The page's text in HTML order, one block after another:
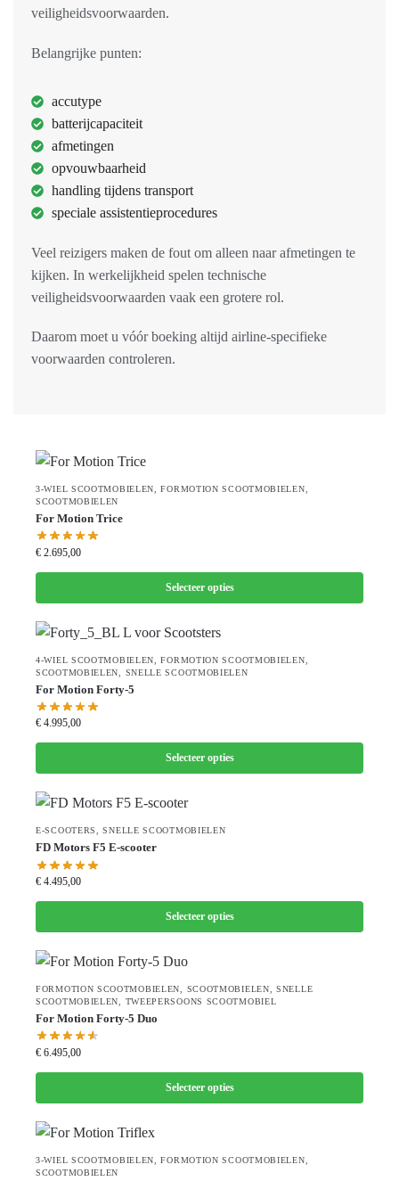
veiligheidsvoorwaarden.
Belangrijke punten:
accutype
batterijcapaciteit
afmetingen
opvouwbaarheid
handling tijdens transport
speciale assistentieprocedures
Veel reizigers maken de fout om alleen naar afmetingen te
kijken. In werkelijkheid spelen technische
veiligheidsvoorwaarden vaak een grotere rol.
Daarom moet u vóór boeking altijd airline-specifieke
voorwaarden controleren.
3-WIEL SCOOTMOBIELEN ,FORMOTION SCOOTMOBIELEN
SCOOTMOBIELEN
For Motion Trice
€ 2.695,00
Selecteer opties
4-WIEL SCOOTMOBIELEN ,FORMOTION SCOOTMOBIELEN
SCOOTMOBIELEN
SNELLE SCOOTMOBIELEN
For Motion Forty-5
€ 4.995,00
Selecteer opties
E-SCOOTERS,SNELLE SCOOTMOBIELEN
FD Motors F5 E-scooter
€ 4.495,00
Selecteer opties
FORMOTION SCOOTMOBIELEN SCOOTMOBIELEN ,SNELLE
SCOOTMOBIELEN
TWEEPERSOONS SCOOTMOBIEL
For Motion Forty-5 Duo
€ 6.495,00
Selecteer opties
3-WIEL SCOOTMOBIELEN ,FORMOTION SCOOTMOBIELEN
SCOOTMOBIELEN